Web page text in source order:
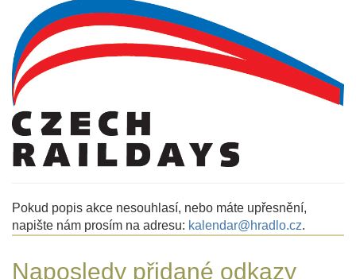
Pokud popis akce nesouhlasí, nebo máte upřesnění,
napište nám prosím na adresu: kalendar@hradlo.cz.
Naposledy přidané odkazy